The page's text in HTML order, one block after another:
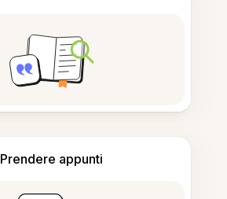
Prendere appunti